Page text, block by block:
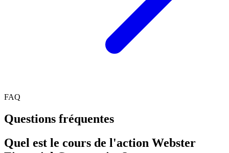
FAQ
Questions fréquentes
Quel est le cours de l'action Webster